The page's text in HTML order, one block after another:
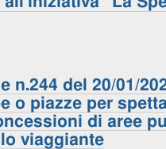
n.244 del 20/01/
o piazze per
di aree
viaggiante